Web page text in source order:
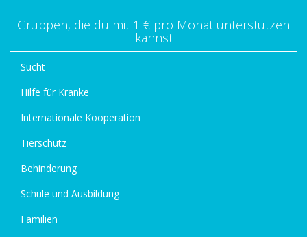
Gruppen, die du mit 1 € pro Monat unterstützen
kannst
Sucht
Hilfe für Kranke
Internationale Kooperation
Tierschutz
Behinderung
Schule und Ausbildung
Familien